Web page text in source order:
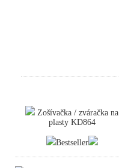
Zošívačka / zváračka na
plasty KD864
Bestseller